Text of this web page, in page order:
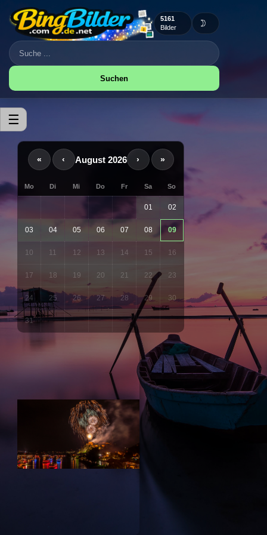
☰
5161
Bilder
🌙
Suchen
« ‹ August 2026 › »
Mo Di Mi Do Fr Sa So
01 02
03 04 05 06 07 08 09
10 11 12 13 14 15 16
17 18 19 20 21 22 23
24 25 26 27 28 29 30
31